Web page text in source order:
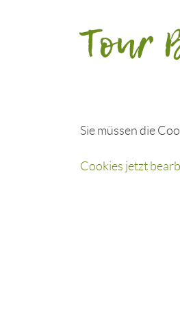
Tour
Sie müssen die
Cookies jetzt